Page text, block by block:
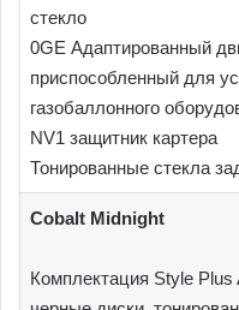
стекло
0GE Адаптированный
приспособленный для
газобаллонного
NV1 защитник картера
Тонированные стекла
Cobalt Midnight
Комплектация Style Plus